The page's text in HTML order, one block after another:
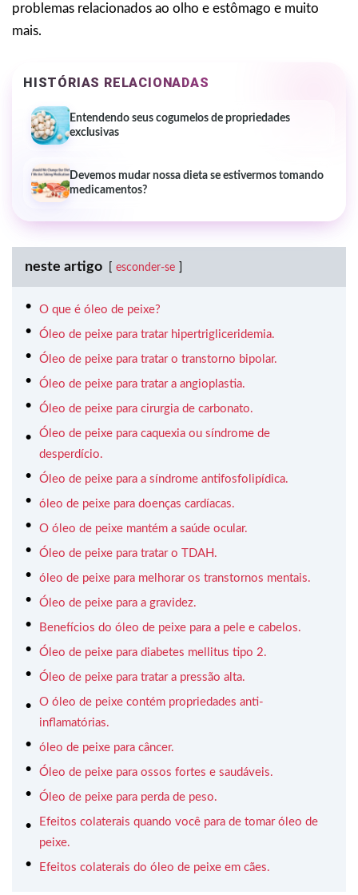
problemas relacionados ao olho e estômago e muito
mais.
HISTÓRIAS RELACIONADAS
Entendendo seus cogumelos de propriedades
exclusivas
Devemos mudar nossa dieta se estivermos tomando
medicamentos?
neste artigo esconder-se
O que é óleo de peixe?
Óleo de peixe para tratar hipertrigliceridemia.
Óleo de peixe para tratar o transtorno bipolar.
Óleo de peixe para tratar a angioplastia.
Óleo de peixe para cirurgia de carbonato.
Óleo de peixe para caquexia ou síndrome de
desperdício.
Óleo de peixe para a síndrome antifosfolipídica.
óleo de peixe para doenças cardíacas.
O óleo de peixe mantém a saúde ocular.
Óleo de peixe para tratar o TDAH.
óleo de peixe para melhorar os transtornos mentais.
Óleo de peixe para a gravidez.
Benefícios do óleo de peixe para a pele e cabelos.
Óleo de peixe para diabetes mellitus tipo 2.
Óleo de peixe para tratar a pressão alta.
O óleo de peixe contém propriedades anti-
inflamatórias.
óleo de peixe para câncer.
Óleo de peixe para ossos fortes e saudáveis.
Óleo de peixe para perda de peso.
Efeitos colaterais quando você para de tomar óleo de
peixe.
Efeitos colaterais do óleo de peixe em cães.